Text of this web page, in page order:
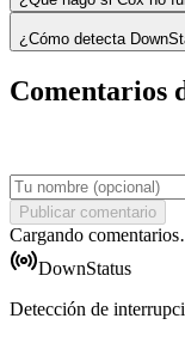
¿Cómo detecta
Comentarios
Publicar comentario
Cargando
DownStatus
Detección de